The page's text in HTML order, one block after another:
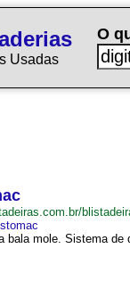
Usadas
O
bala mole. Sistema